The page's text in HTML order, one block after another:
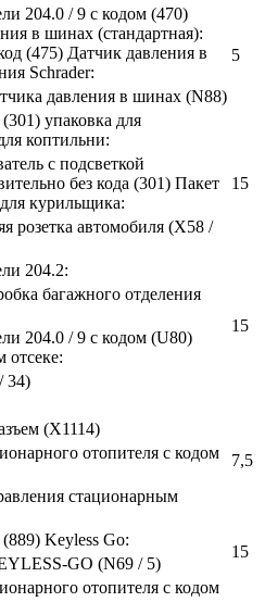
204.0 / 9 с кодом (470)
в шинах (стандартная):
(475) Датчик давления в
Schrader:
5
давления в шинах (N88)
упаковка для
коптильни:
15
с подсветкой
без кода (301) Пакет
курильщика:
розетка автомобиля (X58 /
204.2:
15
багажного отделения
204.0 / 9 с кодом (U80)
отсеке:
34)
7,5
(X1114)
отопителя с кодом
стационарным
Keyless Go:
15
GO (N69 / 5)
отопителя с кодом